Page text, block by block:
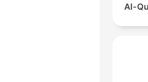
Al-